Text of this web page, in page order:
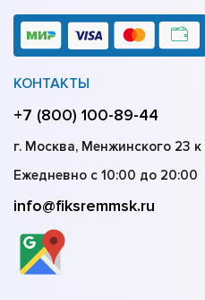
КОНТАКТЫ
+7 (800) 100-89-44
г. Москва, Менжинского 23 к
Ежедневно с 10:00 до 20:00
info@fiksremmsk.ru